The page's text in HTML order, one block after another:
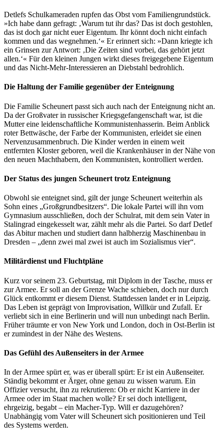
Detlefs Schulkameraden rupfen das Obst vom Familiengrundstück.
»Ich habe dann gefragt: ‚Warum tut ihr das? Das ist doch gestohlen,
das ist doch gar nicht euer Eigentum. Ihr könnt doch nicht einfach
kommen und das wegnehmen.‘« Er erinnert sich: »Dann kriegte ich
ein Grinsen zur Antwort: ‚Die Zeiten sind vorbei, das gehört jetzt
allen.‘« Für den kleinen Jungen wirkt dieses freigegebene Eigentum
und das Nicht-Mehr-Interessieren an Diebstahl bedrohlich.
Die Haltung der Familie gegenüber der Enteignung
Die Familie Scheunert passt sich auch nach der Enteignung nicht an.
Da der Großvater in russischer Kriegsgefangenschaft war, ist die
Mutter eine leidenschaftliche Kommunistenhasserin. Beim Anblick
roter Bettwäsche, der Farbe der Kommunisten, erleidet sie einen
Nervenzusammenbruch. Die Kinder werden in einem weit
entfernten Kloster geboren, weil die Krankenhäuser in der Nähe von
den neuen Machthabern, den Kommunisten, kontrolliert werden.
Der Status des jungen Scheunert trotz Enteignung
Obwohl sie enteignet sind, gilt der junge Scheunert weiterhin als
Sohn eines „Großgrundbesitzers“. Die lokale Partei will ihn vom
Gymnasium ausschließen, doch der Schulrat, mit dem sein Vater in
Stalingrad eingekesselt war, zählt mehr als die Partei. So darf Detlef
das Abitur machen und studiert dann halbherzig Maschinenbau in
Dresden – „denn zwei mal zwei ist auch im Sozialismus vier“.
Militärdienst und Fluchtpläne
Kurz vor seinem 23. Geburtstag, mit Diplom in der Tasche, muss er
zur Armee. Er soll an der Grenze Wache schieben, doch nur durch
Glück entkommt er diesem Dienst. Stattdessen landet er in Leipzig.
Das Leben ist geprägt von Improvisation, Willkür und Zufall. Er
verliebt sich in eine Berlinerin und will nun unbedingt nach Berlin.
Früher träumte er von New York und London, doch in Ost-Berlin ist
er zumindest in der Nähe des Westens.
Das Gefühl des Außenseiters in der Armee
In der Armee spürt er, was er überall spürt: Er ist ein Außenseiter.
Ständig bekommt er Ärger, ohne genau zu wissen warum. Ein
Offizier versucht, ihn zu rekrutieren: Ob er nicht Karriere in der
Armee oder im Staat machen wolle? Er sei doch intelligent,
ehrgeizig, begabt – ein Macher-Typ. Will er dazugehören?
Unabhängig vom Vater will Scheunert sich positionieren und Teil
des Systems werden.